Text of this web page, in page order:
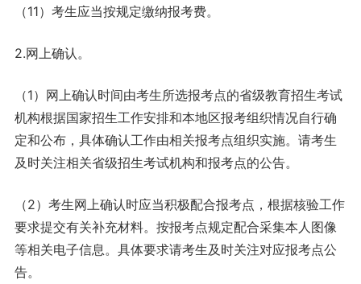
（11）考生应当按规定缴纳报考费。
2.网上确认。
（1）网上确认时间由考生所选报考点的省级教育招生考试
机构根据国家招生工作安排和本地区报考组织情况自行确
定和公布，具体确认工作由相关报考点组织实施。请考生
及时关注相关省级招生考试机构和报考点的公告。
（2）考生网上确认时应当积极配合报考点，根据核验工作
要求提交有关补充材料。按报考点规定配合采集本人图像
等相关电子信息。具体要求请考生及时关注对应报考点公
告。